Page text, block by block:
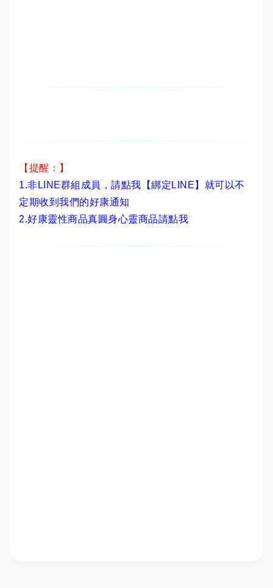
【提醒：】
1.非LINE群組成員， 請點我【綁定LINE】 就可以不
定期收到我們的好康通知
2.好康靈性商品真圓身心靈商品請點我